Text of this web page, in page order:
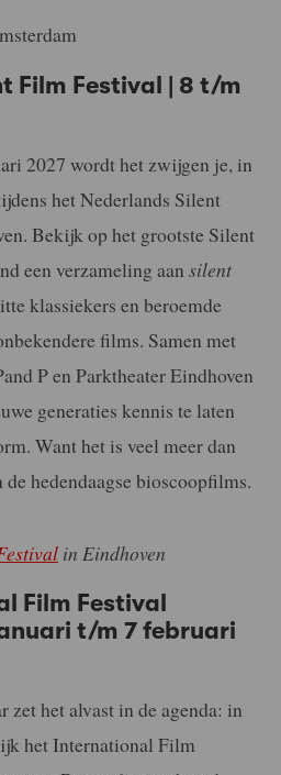
Film Festival | 8 t/m
2027 wordt het zwijgen je, in
het Nederlands Silent
Bekijk op het grootste Silent
een verzameling aan silent
klassiekers en beroemde
films. Samen met
P en Parktheater Eindhoven
generaties kennis te laten
Want het is veel meer dan
hedendaagse bioscoopfilms.
in Eindhoven
Film Festival
t/m 7 februari
zet het alvast in de agenda: in
het International Film